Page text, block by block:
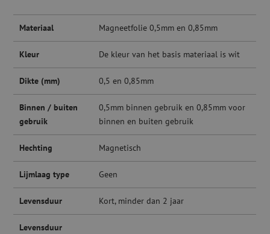
Materiaal Magneetfolie 0,5mm en 0,85mm
Kleur De kleur van het basis materiaal is wit
Dikte (mm) 0,5 en 0,85mm
Binnen / buiten
gebruik
0,5mm binnen gebruik en 0,85mm voor
binnen en buiten gebruik
Hechting Magnetisch
Lijmlaag type Geen
Levensduur Kort, minder dan 2 jaar
Levensduur